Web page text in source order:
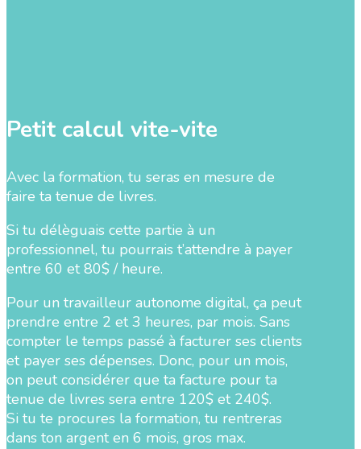
Petit calcul vite-vite
Avec la formation, tu seras en mesure de
faire ta tenue de livres.
Si tu délèguais cette partie à un
professionnel, tu pourrais t’attendre à payer
entre 60 et 80$ / heure.
Pour un travailleur autonome digital, ça peut
prendre entre 2 et 3 heures, par mois. Sans
compter le temps passé à facturer ses clients
et payer ses dépenses. Donc, pour un mois,
on peut considérer que ta facture pour ta
tenue de livres sera entre 120$ et 240$.
Si tu te procures la formation, tu rentreras
dans ton argent en 6 mois, gros max.